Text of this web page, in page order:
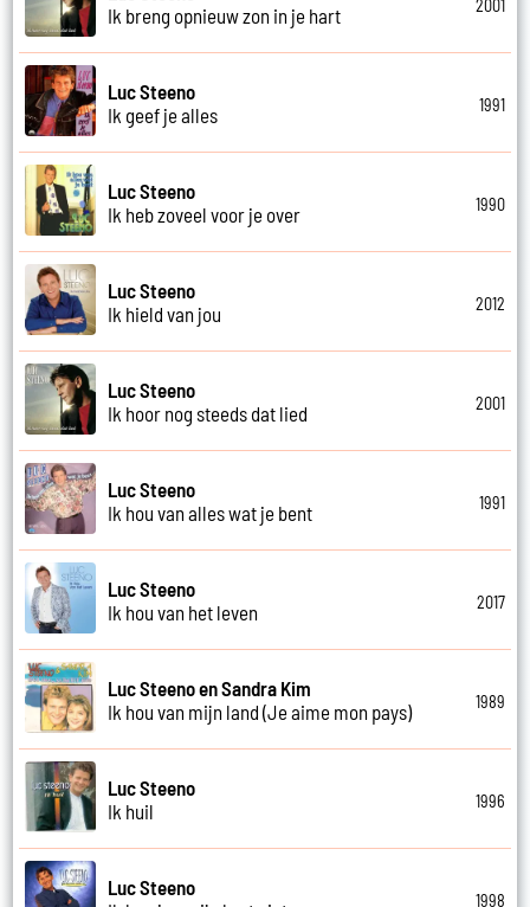
Ik breng opnieuw zon in je hart
2001
Luc Steeno
Ik geef je alles
1991
Luc Steeno
Ik heb zoveel voor je over
1990
Luc Steeno
Ik hield van jou
2012
Luc Steeno
Ik hoor nog steeds dat lied
2001
Luc Steeno
Ik hou van alles wat je bent
1991
Luc Steeno
Ik hou van het leven
2017
Luc Steeno en Sandra Kim
Ik hou van mijn land (Je aime mon pays)
1989
Luc Steeno
Ik huil
1996
Luc Steeno
1998